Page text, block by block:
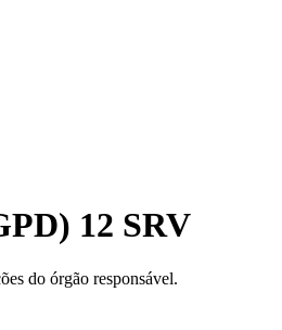
12 SRV
do órgão responsável.